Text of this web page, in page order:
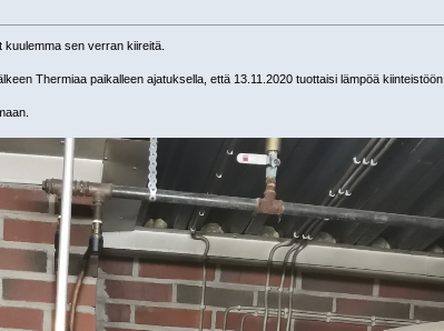
sen verran kiireitä.
Thermiaa paikalleen ajatuksella, että 13.11.2020 tuottaisi lämpöä kiinteistöön.